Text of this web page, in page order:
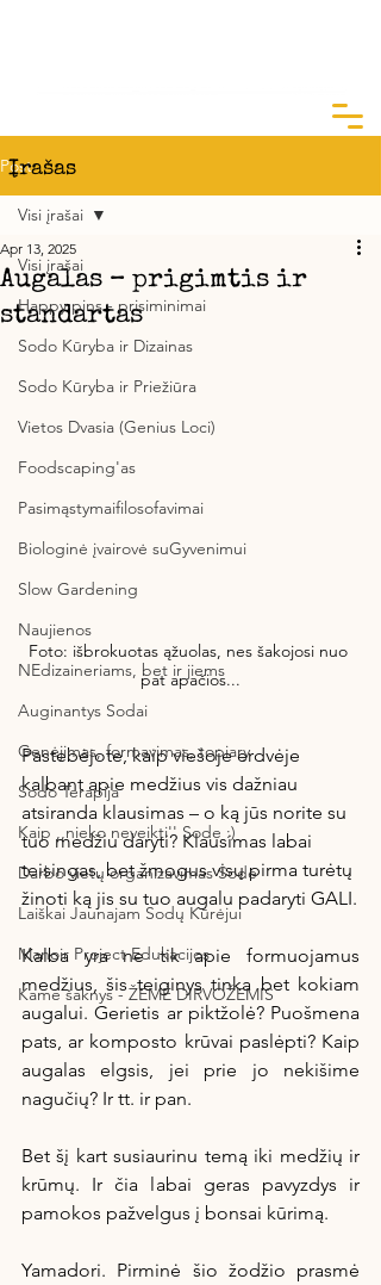
Post
Visi įrašai
Happy pins - prisiminimai
Sodo Kūryba ir Dizainas
Sodo Kūryba ir Priežiūra
Vietos Dvasia (Genius Loci)
Foodscaping'as
Pasimąstymaifilosofavimai
Biologinė įvairovė suGyvenimui
Slow Gardening
Naujienos
NEdizaineriams, bet ir jiems
Auginantys Sodai
Genėjimas, formavimas, topiary
Sodo Terapija
Kaip ,,nieko neveikti'' Sode :)
Darbo vietų organizavimas Sode
Laiškai Jaunajam Sodų Kūrėjui
Manoir Project Edukacijos
Kame šaknys - ŽEMĖ DIRVOŽEMIS
Visi įrašai
Augalas – prigimtis ir
standartas
Apr 13, 2025
Foto: išbrokuotas ąžuolas, nes šakojosi nuo
pat apačios...
Pastebėjote, kaip viešoje erdvėje
kalbant apie medžius vis dažniau
atsiranda klausimas – o ką jūs norite su
tuo medžiu daryti? Klausimas labai
teisingas, bet žmogus visų pirma turėtų
žinoti ką jis su tuo augalu padaryti GALI.
Kalba yra ne tik apie formuojamus
medžius, šis teiginys tinka bet kokiam
augalui. Gerietis ar piktžolė? Puošmena
pats, ar komposto krūvai paslėpti? Kaip
augalas elgsis, jei prie jo nekišime
nagučių? Ir tt. ir pan.
Bet šį kart susiaurinu temą iki medžių ir
krūmų. Ir čia labai geras pavyzdys ir
pamokos pažvelgus į bonsai kūrimą.
Yamadori. Pirminė šio žodžio prasmė
Įrašas